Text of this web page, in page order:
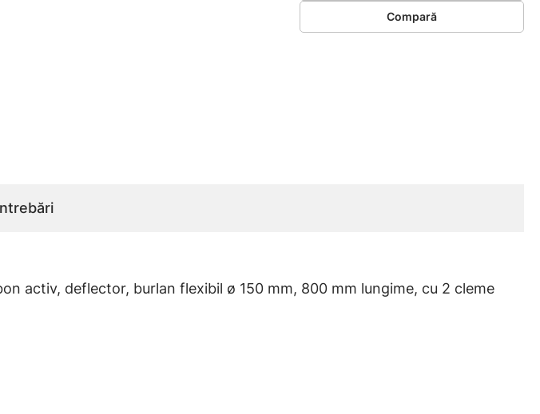
Compară
activ, deflector, burlan flexibil ø 150 mm, 800 mm lungime, cu 2 cleme